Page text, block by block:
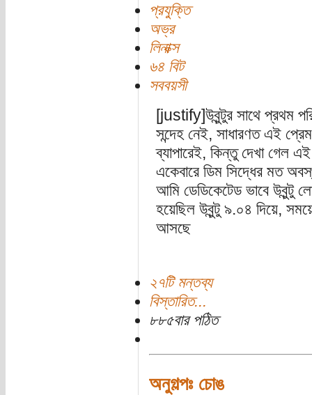
প্রযুক্তি
অভ্র
লিনাক্স
৬৪ বিট
সববয়সী
[justify]উবুন্টুর সাথে প্রথম
সন্দেহ নেই, সাধারণত এই
ব্যাপারেই, কিন্তু দেখা গেল
একেবারে ডিম সিদ্ধের মত
আমি ডেডিকেটেড ভাবে উবুন্টু
হয়েছিল উবুন্টু ৯.০৪ দিয়ে,
আসছে
২৭টি মন্তব্য
বিস্তারিত...
৮৮৫বার পঠিত
অনুগল্পঃ চোঙ